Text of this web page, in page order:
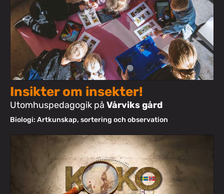
Insikter om insekter!
Utomhuspedagogik på Vårviks gård
Biologi: Artkunskap, sortering och observation